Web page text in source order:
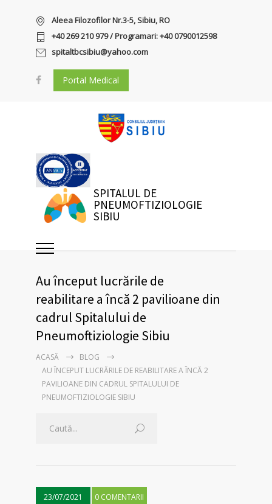
Aleea Filozofilor Nr.3-5, Sibiu, RO
+40 269 210 979 / Programari: +40 0790012598
spitaltbcsibiu@yahoo.com
Portal Medical
SPITALUL DE
PNEUMOFTIZIOLOGIE
SIBIU
Au început lucrările de
reabilitare a încă 2 pavilioane din
cadrul Spitalului de
Pneumoftiziologie Sibiu
ACASĂ
BLOG
AU ÎNCEPUT LUCRĂRILE DE REABILITARE A ÎNCĂ 2
PAVILIOANE DIN CADRUL SPITALULUI DE
PNEUMOFTIZIOLOGIE SIBIU
23/07/2021 0 COMENTARII